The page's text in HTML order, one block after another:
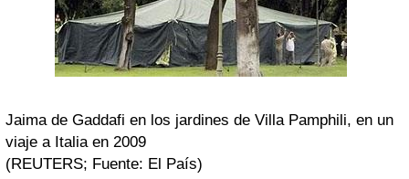
Jaima de Gaddafi en los jardines de Villa Pamphili, en un
viaje a Italia en 2009
(REUTERS; Fuente: El País)